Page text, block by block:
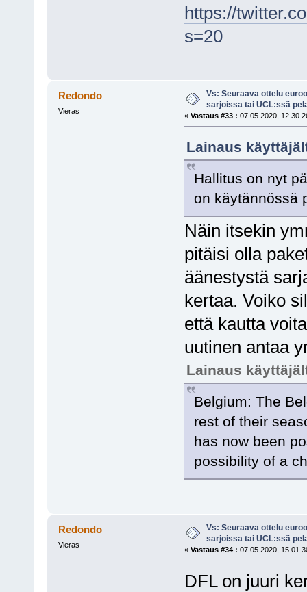
https://
s=20
Redondo
Vieras
Vs: Seuraava ottelu
sarjoissa tai UCL:ssä
« Vastaus #33 : 07.05.2020,
Lainaus
Hallitus on nyt
on käytännössä
Näin itsekin
pitäisi olla
äänestystä
kertaa. Voiko
että kautta
uutinen antaa
Lainaus
Belgium: The
rest of their
has now been
possibility of a
Redondo
Vieras
Vs: Seuraava ottelu
sarjoissa tai UCL:ssä
« Vastaus #34 : 07.05.2020,
DFL on juuri